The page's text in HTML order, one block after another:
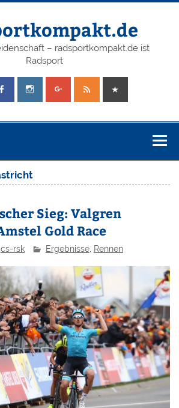
– radsportkompakt.de ist
Radsport
Sieg: Valgren
Gold Race
cs-rsk Ergebnisse, Rennen